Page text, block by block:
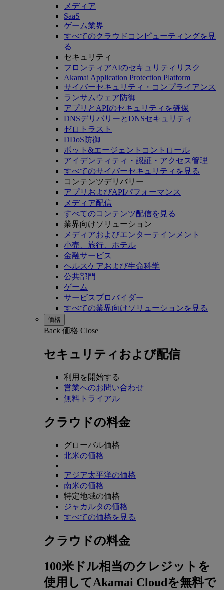
メディア
SaaS
ゲーム業界
すべてのクラウドコンピューティングを見
る
セキュリティ
フロンティアAIのセキュリティリスク
Akamai Application Protection Platform
サイバーセキュリティ・コンプライアンス
ランサムウェア防御
アプリとAPIのセキュリティを確保
DNSデリバリーとDNSセキュリティ
ゼロトラスト
DDoS防御
ボット&エージェントコントロール
アイデンティティ・認証・アクセス管理
すべてのサイバーセキュリティを見る
コンテンツデリバリー
アプリおよびAPIパフォーマンス
メディア配信
すべてのコンテンツ配信を見る
業界向けソリューション
メディアおよびエンターテインメント
小売、旅行、ホテル
金融サービス
ヘルスケアおよび生命科学
公共部門
ゲーム
サービスプロバイダー
すべての業界向けソリューションを見る
価格
Back 価格 Close
セキュリティおよび配信
利用を開始する
営業へのお問い合わせ
無料トライアル
クラウドの料金
グローバル価格
北米の価格
アジア太平洋の価格
南米の価格
特定地域の価格
ジャカルタの価格
すべての価格を見る
クラウドの料金
100米ドル相当のクレジットを
使用してAkamai Cloudを無料で